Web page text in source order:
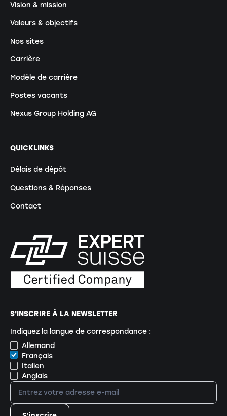
Vision & mission
Valeurs & objectifs
Nos sites
Carrière
Modèle de carrière
Postes vacants
Nexus Group Holding AG
QUICKLINKS
Délais de dépôt
Questions & Réponses
Contact
S'INSCRIRE À LA NEWSLETTER
Indiquez la langue de correspondance :
Allemand
Français
Italien
Anglais